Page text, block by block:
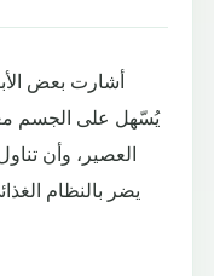
أشارت بعض
يُسّهل على الجسم
العصير، وأن
يضر بالنظام